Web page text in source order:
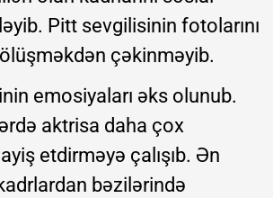
Pitt sevgilisinin fotolarını
çəkinməyib.
emosiyaları əks olunub.
aktrisa daha çox
etdirməyə çalışıb. Ən
bəzilərində